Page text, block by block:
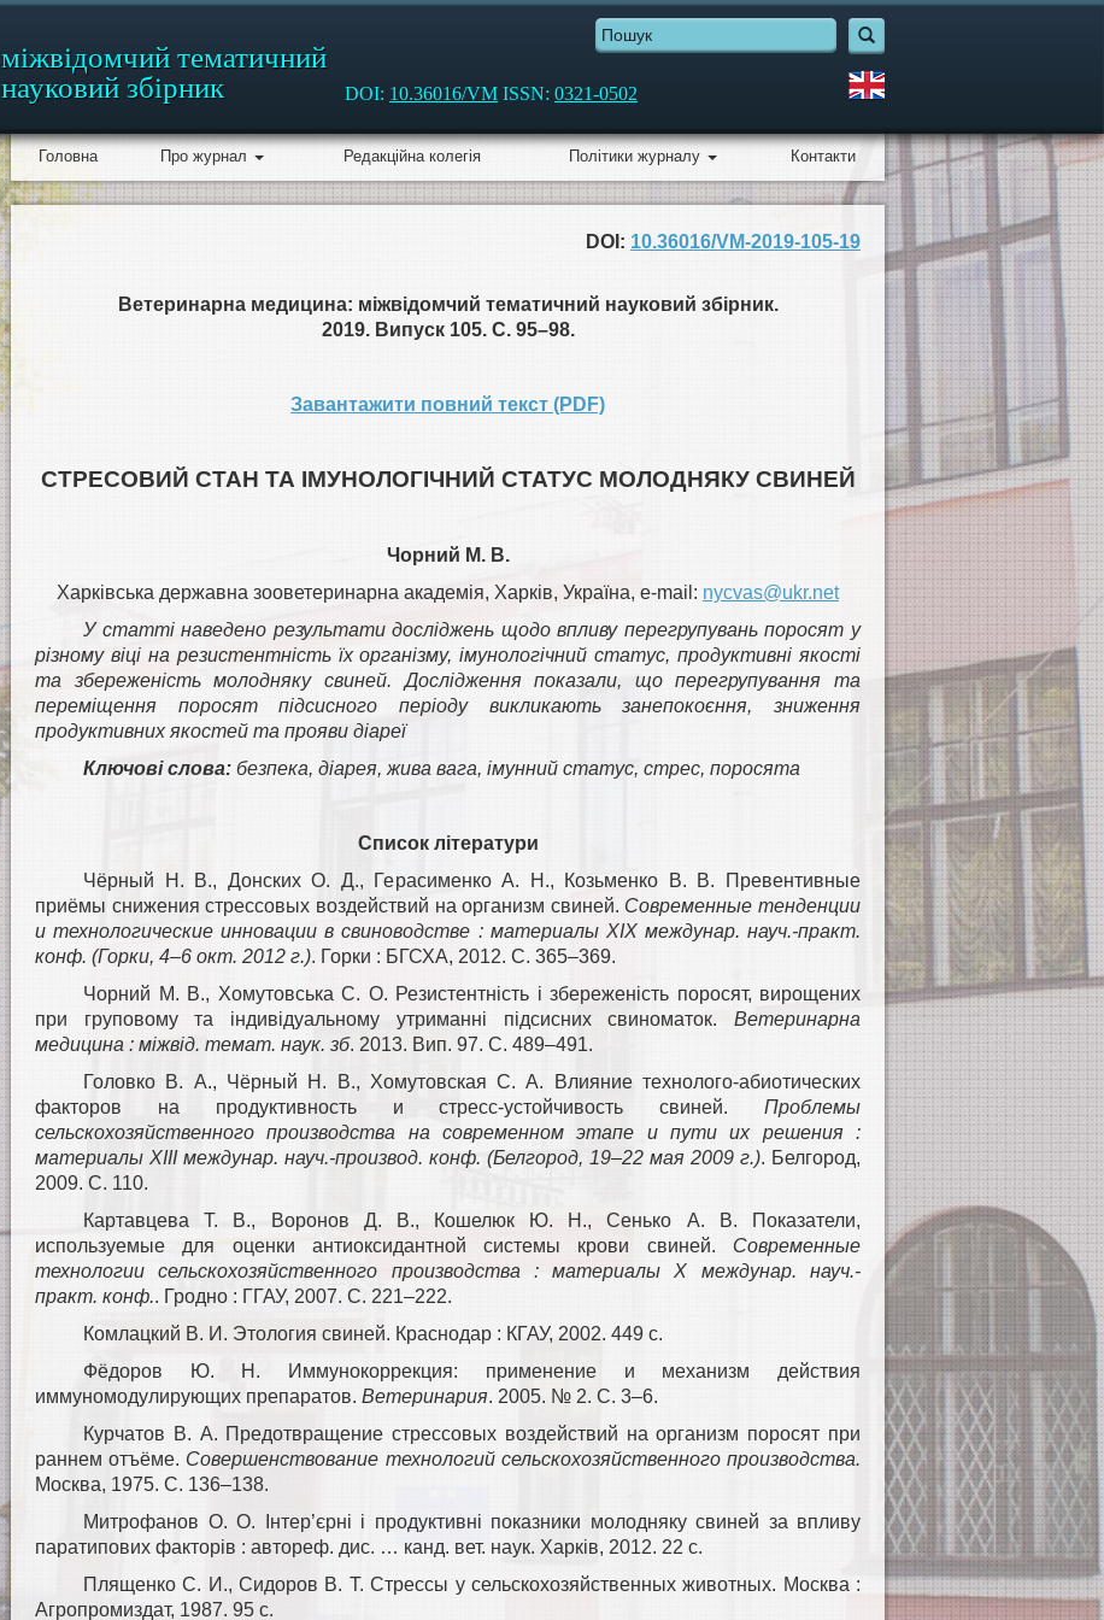
міжвідомчий тематичний
науковий збірник
DOI: 10.36016/VM ISSN: 0321-0502
Головна Про журнал Редакційна колегія Політики журналу Контакти
DOI: 10.36016/VM-2019-105-19
Ветеринарна медицина: міжвідомчий тематичний науковий збірник.
2019. Випуск 105. С. 95–98.
Завантажити повний текст (PDF)
СТРЕСОВИЙ СТАН ТА ІМУНОЛОГІЧНИЙ СТАТУС МОЛОДНЯКУ СВИНЕЙ
Чорний М. В.
Харківська державна зооветеринарна академія, Харків, Україна, e-mail: nycvas@ukr.net
У статті наведено результати досліджень щодо впливу перегрупувань поросят у
різному віці на резистентність їх організму, імунологічний статус, продуктивні якості
та збереженість молодняку свиней. Дослідження показали, що перегрупування та
переміщення поросят підсисного періоду викликають занепокоєння, зниження
продуктивних якостей та прояви діареї
Ключові слова: безпека, діарея, жива вага, імунний статус, стрес, поросята
Список літератури
Чёрный Н. В., Донских О. Д., Герасименко А. Н., Козьменко В. В. Превентивные
приёмы снижения стрессовых воздействий на организм свиней. Современные тенденции
и технологические инновации в свиноводстве : материалы XIX междунар. науч.-практ.
конф. (Горки, 4–6 окт. 2012 г.). Горки : БГСХА, 2012. С. 365–369.
Чорний М. В., Хомутовська С. О. Резистентність і збереженість поросят, вирощених
при груповому та індивідуальному утриманні підсисних свиноматок. Ветеринарна
медицина : міжвід. темат. наук. зб. 2013. Вип. 97. С. 489–491.
Головко В. А., Чёрный Н. В., Хомутовская С. А. Влияние технолого-абиотических
факторов на продуктивность и стресс-устойчивость свиней. Проблемы
сельскохозяйственного производства на современном этапе и пути их решения :
материалы XIII междунар. науч.-производ. конф. (Белгород, 19–22 мая 2009 г.). Белгород,
2009. С. 110.
Картавцева Т. В., Воронов Д. В., Кошелюк Ю. Н., Сенько А. В. Показатели,
используемые для оценки антиоксидантной системы крови свиней. Современные
технологии сельскохозяйственного производства : материалы X междунар. науч.-
практ. конф.. Гродно : ГГАУ, 2007. С. 221–222.
Комлацкий В. И. Этология свиней. Краснодар : КГАУ, 2002. 449 с.
Фёдоров Ю. Н. Иммунокоррекция: применение и механизм действия
иммуномодулирующих препаратов. Ветеринария. 2005. № 2. С. 3–6.
Курчатов В. А. Предотвращение стрессовых воздействий на организм поросят при
раннем отъёме. Совершенствование технологий сельскохозяйственного производства.
Москва, 1975. С. 136–138.
Митрофанов О. О. Інтер’єрні і продуктивні показники молодняку свиней за впливу
паратипових факторів : автореф. дис. … канд. вет. наук. Харків, 2012. 22 с.
Плященко С. И., Сидоров В. Т. Стрессы у сельскохозяйственных животных. Москва :
Агропромиздат, 1987. 95 с.